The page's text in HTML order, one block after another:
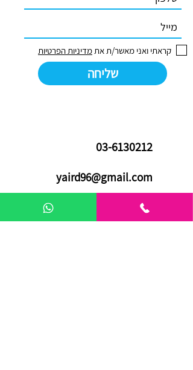
קראתי ואני מאשר/ת את מדיניות הפרטיות
שליחה
03-6130212
yaird96@gmail.com
אריה שנקר 16 | פתח תקווה